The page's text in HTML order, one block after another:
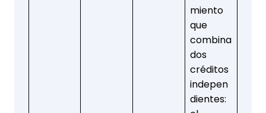
miento
que
combina
dos
créditos
indepen
dientes: